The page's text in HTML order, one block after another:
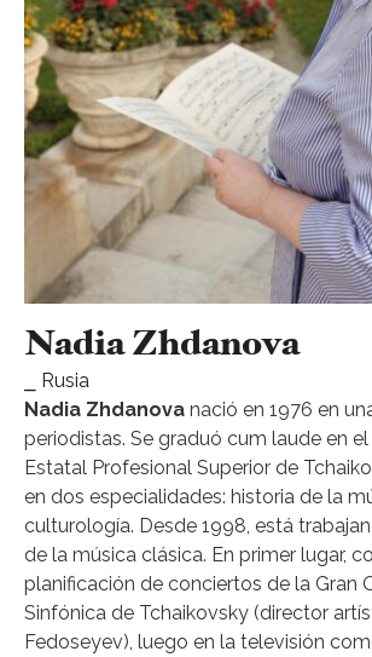
Nadia Zhdanova
⎯ Rusia
Nadia Zhdanova nació en 1976 en
periodistas. Se graduó cum laude en
Estatal Profesional Superior de
en dos especialidades: historia de la
culturología. Desde 1998, está
de la música clásica. En primer lugar,
planificación de conciertos de la Gran
Sinfónica de Tchaikovsky (director
Fedoseyev), luego en la televisión